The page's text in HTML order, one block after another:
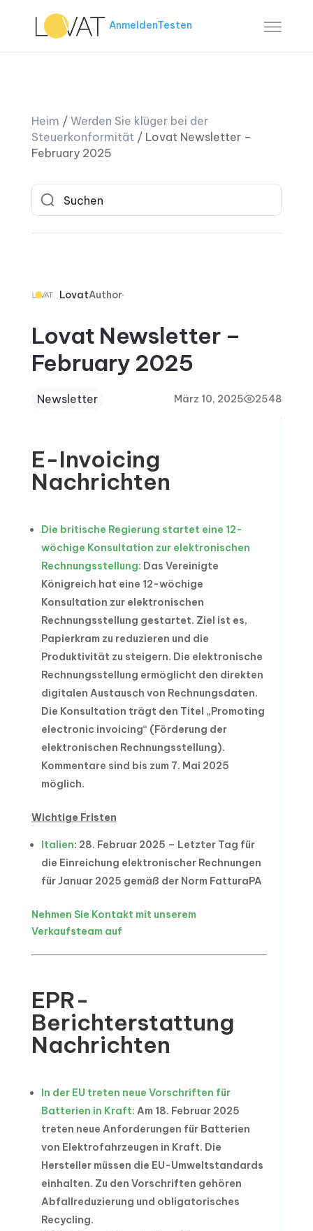
AnmeldenTesten
Heim / Werden Sie klüger bei der
Steuerkonformität/ Lovat Newsletter –
February 2025
LovatAuthor
Lovat Newsletter –
February 2025
Newsletter März 10, 2025 2548
E-Invoicing
Nachrichten
Die britische Regierung startet eine 12-
wöchige Konsultation zur elektronischen
Rechnungsstellung: Das Vereinigte
Königreich hat eine 12-wöchige
Konsultation zur elektronischen
Rechnungsstellung gestartet. Ziel ist es,
Papierkram zu reduzieren und die
Produktivität zu steigern. Die elektronische
Rechnungsstellung ermöglicht den direkten
digitalen Austausch von Rechnungsdaten.
Die Konsultation trägt den Titel „Promoting
electronic invoicing“ (Förderung der
elektronischen Rechnungsstellung).
Kommentare sind bis zum 7. Mai 2025
möglich.
Wichtige Fristen
Italien: 28. Februar 2025 – Letzter Tag für
die Einreichung elektronischer Rechnungen
für Januar 2025 gemäß der Norm FatturaPA
Nehmen Sie Kontakt mit unserem
Verkaufsteam auf
EPR-
Berichterstattung
Nachrichten
In der EU treten neue Vorschriften für
Batterien in Kraft: Am 18. Februar 2025
treten neue Anforderungen für Batterien
von Elektrofahrzeugen in Kraft. Die
Hersteller müssen die EU-Umweltstandards
einhalten. Zu den Vorschriften gehören
Abfallreduzierung und obligatorisches
Recycling.